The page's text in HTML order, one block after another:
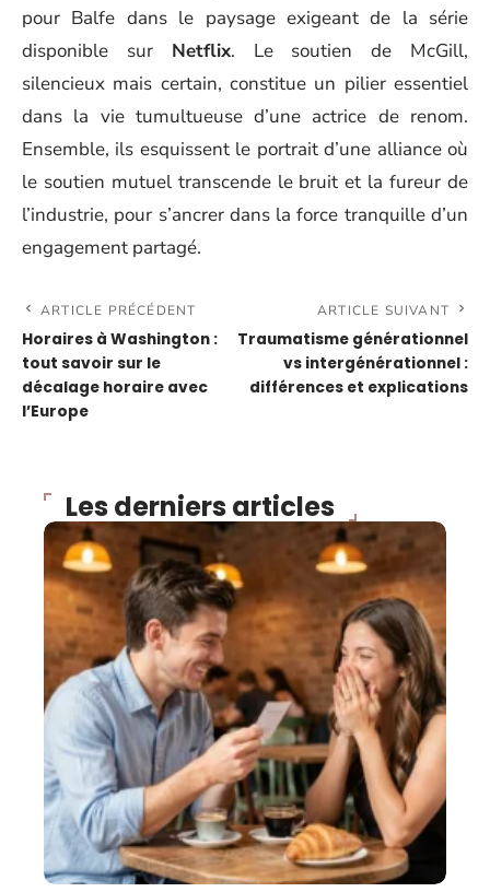
pour Balfe dans le paysage exigeant de la série
disponible sur Netflix. Le soutien de McGill,
silencieux mais certain, constitue un pilier essentiel
dans la vie tumultueuse d’une actrice de renom.
Ensemble, ils esquissent le portrait d’une alliance où
le soutien mutuel transcende le bruit et la fureur de
l’industrie, pour s’ancrer dans la force tranquille d’un
engagement partagé.
ARTICLE PRÉCÉDENT
Horaires à Washington :
tout savoir sur le
décalage horaire avec
l’Europe
ARTICLE SUIVANT
Traumatisme générationnel
vs intergénérationnel :
différences et explications
Les derniers articles